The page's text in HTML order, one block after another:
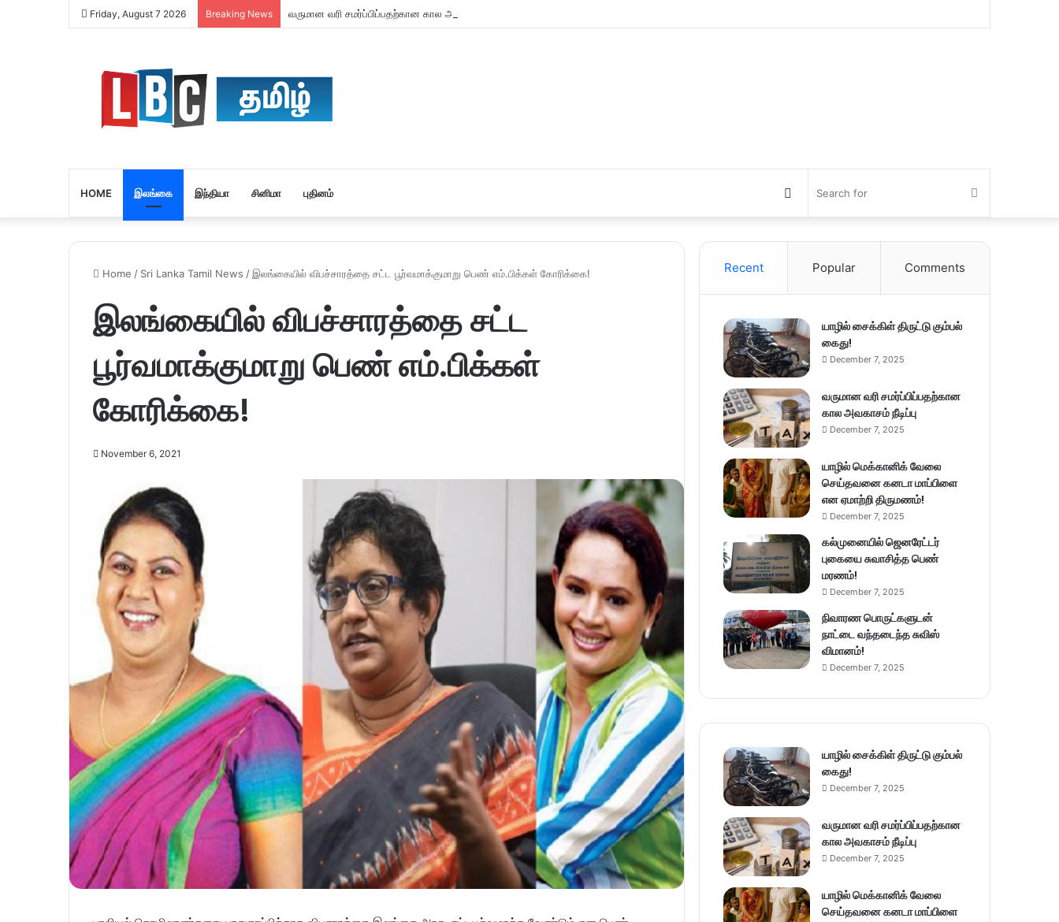
Friday, August 7 2026 Breaking News வருமான வரி சமர்ப்பிப்பதற்கான கால அவகாசம் நீடிப்பு
HOME இலங்கை இந்தியா சினிமா புதினம்
for
Switch
skin
Home / Sri Lanka Tamil News /இலங்கையில் விபச்சாரத்தை சட்ட பூர்வமாக்குமாறு பெண் எம்.பிக்கள் கோரிக்கை!
இலங்கையில் விபச்சாரத்தை சட்ட
பூர்வமாக்குமாறு பெண் எம்.பிக்கள்
கோரிக்கை!
November 6, 2021
Recent Popular Comments
யாழில் சைக்கிள் திருட்டு கும்பல்
கைது!
December 7, 2025
வருமான வரி சமர்ப்பிப்பதற்கான
கால அவகாசம் நீடிப்பு
December 7, 2025
யாழில் மெக்கானிக் வேலை
செய்தவனை கனடா மாப்பிளை
என ஏமாற்றி திருமணம்!
December 7, 2025
கல்முனையில் ஜெனரேட்டர்
புகையை சுவாசித்த பெண்
மரணம்!
December 7, 2025
நிவாரண பொருட்களுடன்
நாட்டை வந்தடைந்த சுவிஸ்
விமானம்!
December 7, 2025
யாழில் சைக்கிள் திருட்டு கும்பல்
கைது!
December 7, 2025
வருமான வரி சமர்ப்பிப்பதற்கான
கால அவகாசம் நீடிப்பு
December 7, 2025
யாழில் மெக்கானிக் வேலை
செய்தவனை கனடா மாப்பிளை